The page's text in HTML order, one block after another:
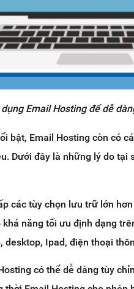
Email Hosting để dễ
bật, Email Hosting còn có
Dưới đây là những lý do tại
các tùy chọn lưu trữ lớn
khả năng tối ưu định dạng
desktop, Ipad, điện thoại
có thể dễ dàng tùy